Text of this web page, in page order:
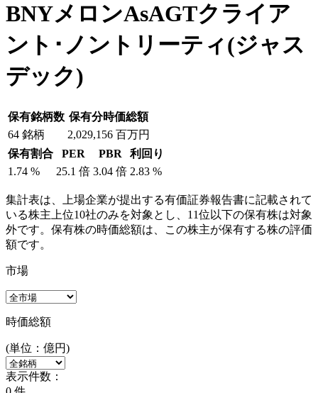
BNYメロンAsAGTクライア
ント･ノントリーティ(ジャス
デック)
保有銘柄数 保有分時価総額
64 銘柄 2,029,156 百万円
保有割合
PER PBR
利回り
1.74 % 25.1 倍 3.04 倍 2.83 %
集計表は、上場企業が提出する有価証券報告書に記載されて
いる株主上位10社のみを対象とし、11位以下の保有株は対象
外です。保有株の時価総額は、この株主が保有する株の評価
額です。
市場
時価総額
(単位：億円)
表示件数：